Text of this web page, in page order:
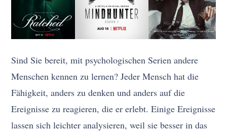
Sind Sie bereit, mit psychologischen Serien andere
Menschen kennen zu lernen? Jeder Mensch hat die
Fähigkeit, anders zu denken und anders auf die
Ereignisse zu reagieren, die er erlebt. Einige Ereignisse
lassen sich leichter analysieren, weil sie besser in das